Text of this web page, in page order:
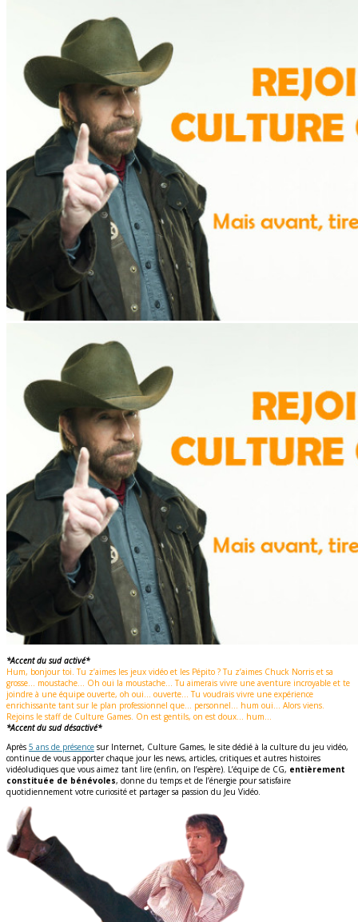
*Accent du sud activé*
Hum, bonjour toi. Tu z’aimes les jeux vidéo et les Pépito ? Tu z’aimes Chuck Norris et sa
grosse… moustache… Oh oui la moustache… Tu aimerais vivre une aventure incroyable et te
joindre à une équipe ouverte, oh oui… ouverte… Tu voudrais vivre une expérience
enrichissante tant sur le plan professionnel que… personnel… hum oui… Alors viens.
Rejoins le staff de Culture Games. On est gentils, on est doux… hum…
*Accent du sud désactivé*
Après 5 ans de présence sur Internet, Culture Games, le site dédié à la culture du jeu vidéo,
continue de vous apporter chaque jour les news, articles, critiques et autres histoires
vidéoludiques que vous aimez tant lire (enfin, on l’espère). L’équipe de CG, entièrement
constituée de bénévoles, donne du temps et de l’énergie pour satisfaire
quotidiennement votre curiosité et partager sa passion du Jeu Vidéo.